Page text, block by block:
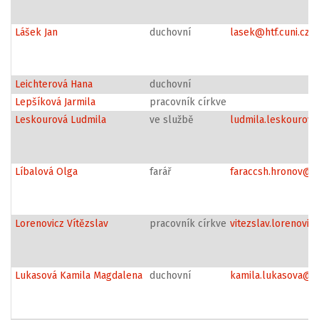
Lášek Jan duchovní lasek@htf.cuni.cz
Leichterová Hana
duchovní
Lepšíková Jarmila
pracovník církve
Leskourová Ludmila
ve službě
Líbalová Olga farář
Lorenovicz Vítězslav pracovník církve
Lukasová Kamila Magdalena duchovní